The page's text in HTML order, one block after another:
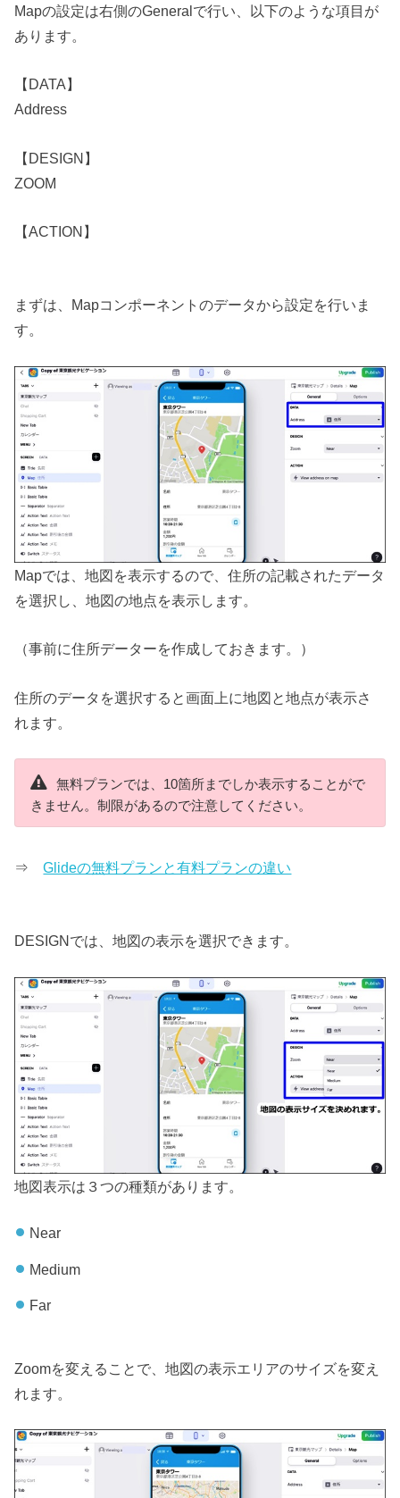
Mapの設定は右側のGeneralで行い、以下のような項目が
あります。
【DATA】
Address
【DESIGN】
ZOOM
【ACTION】
まずは、Mapコンポーネントのデータから設定を行いま
す。
Mapでは、地図を表示するので、住所の記載されたデータ
を選択し、地図の地点を表示します。
（事前に住所データーを作成しておきます。）
住所のデータを選択すると画面上に地図と地点が表示さ
れます。
無料プランでは、10箇所までしか表示することがで
きません。制限があるので注意してください。
⇒Glideの無料プランと有料プランの違い
DESIGNでは、地図の表示を選択できます。
地図表示は３つの種類があります。
Near
Medium
Far
Zoomを変えることで、地図の表示エリアのサイズを変え
れます。